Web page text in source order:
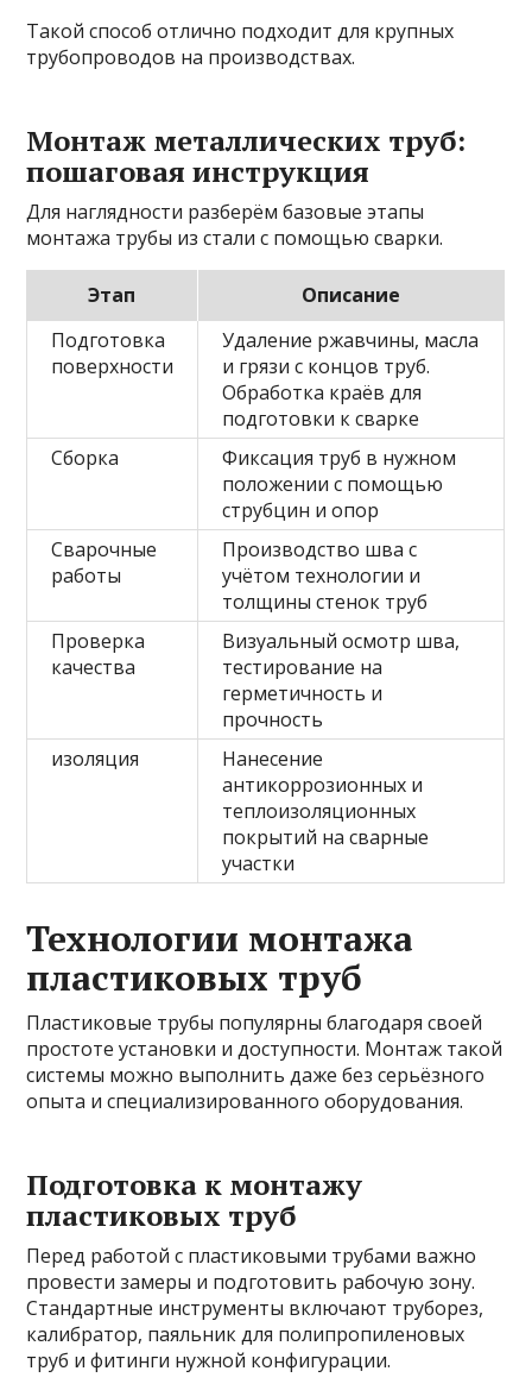
Такой способ отлично подходит для крупных
трубопроводов на производствах.
Монтаж металлических труб:
пошаговая инструкция
Для наглядности разберём базовые этапы
монтажа трубы из стали с помощью сварки.
Этап
Описание
Подготовка
поверхности
Удаление ржавчины, масла
и грязи с концов труб.
Обработка краёв для
подготовки к сварке
Сборка
Фиксация труб в нужном
положении с помощью
струбцин и опор
Сварочные
работы
Производство шва с
учётом технологии и
толщины стенок труб
Проверка
качества
Визуальный осмотр шва,
тестирование на
герметичность и
прочность
изоляция
Нанесение
антикоррозионных и
теплоизоляционных
покрытий на сварные
участки
Технологии монтажа
пластиковых труб
Пластиковые трубы популярны благодаря своей
простоте установки и доступности. Монтаж такой
системы можно выполнить даже без серьёзного
опыта и специализированного оборудования.
Подготовка к монтажу
пластиковых труб
Перед работой с пластиковыми трубами важно
провести замеры и подготовить рабочую зону.
Стандартные инструменты включают труборез,
калибратор, паяльник для полипропиленовых
труб и фитинги нужной конфигурации.